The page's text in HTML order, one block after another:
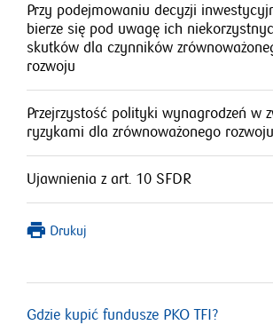
Przy podejmowaniu decyzji
bierze się pod uwagę ich
skutków dla czynników
rozwoju
Przejrzystość polityki wynagrodzeń w
ryzykami dla zrównoważonego rozwoju
Ujawnienia z art. 10 SFDR
Drukuj
Gdzie kupić fundusze PKO TFI?